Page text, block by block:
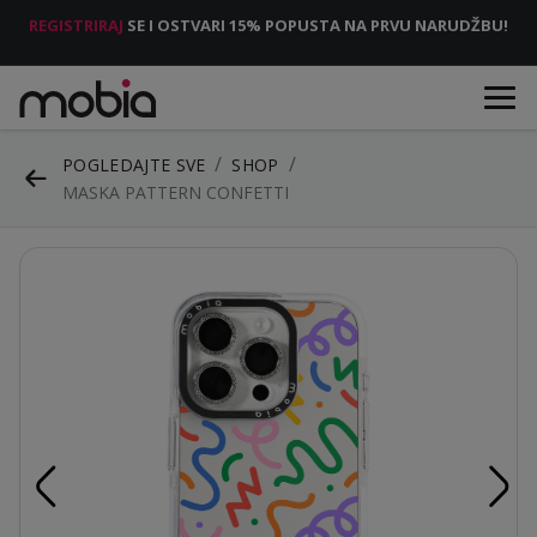
REGISTRIRAJ SE I OSTVARI 15% POPUSTA NA PRVU NARUDŽBU!
POGLEDAJTE SVE
SHOP
MASKA PATTERN CONFETTI